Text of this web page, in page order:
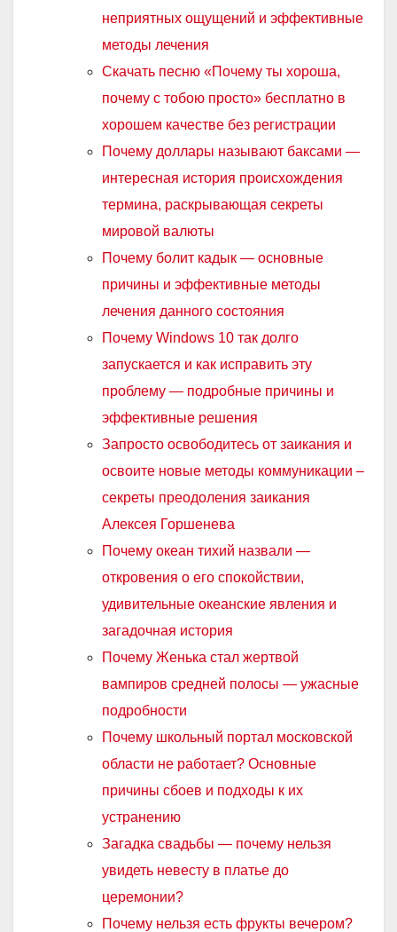
неприятных ощущений и эффективные
методы лечения
Скачать песню «Почему ты хороша,
почему с тобою просто» бесплатно в
хорошем качестве без регистрации
Почему доллары называют баксами —
интересная история происхождения
термина, раскрывающая секреты
мировой валюты
Почему болит кадык — основные
причины и эффективные методы
лечения данного состояния
Почему Windows 10 так долго
запускается и как исправить эту
проблему — подробные причины и
эффективные решения
Запросто освободитесь от заикания и
освоите новые методы коммуникации –
секреты преодоления заикания
Алексея Горшенева
Почему океан тихий назвали —
откровения о его спокойствии,
удивительные океанские явления и
загадочная история
Почему Женька стал жертвой
вампиров средней полосы — ужасные
подробности
Почему школьный портал московской
области не работает? Основные
причины сбоев и подходы к их
устранению
Загадка свадьбы — почему нельзя
увидеть невесту в платье до
церемонии?
Почему нельзя есть фрукты вечером?